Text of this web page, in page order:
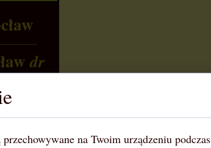
dr
na Twoim urządzeniu podczas